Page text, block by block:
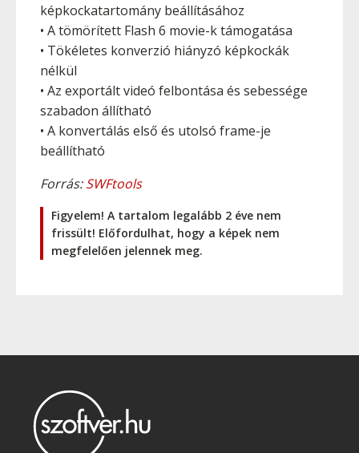
képkockatartomány beállításához
• A tömörített Flash 6 movie-k támogatása
• Tökéletes konverzió hiányzó képkockák
nélkül
• Az exportált videó felbontása és sebessége
szabadon állítható
• A konvertálás első és utolsó frame-je
beállítható
Forrás:SWFtools
Figyelem! A tartalom legalább 2 éve nem
frissült! Előfordulhat, hogy a képek nem
megfelelően jelennek meg.